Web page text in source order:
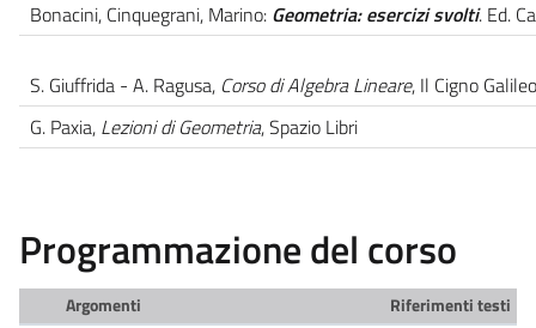
Bonacini, Cinquegrani, Marino: Geometria: esercizi svolti. Ed.
S. Giuffrida - A. Ragusa, Corso di Algebra Lineare, Il Cigno
G. Paxia, Lezioni di Geometria, Spazio Libri
Programmazione del corso
Argomenti
Riferimenti testi